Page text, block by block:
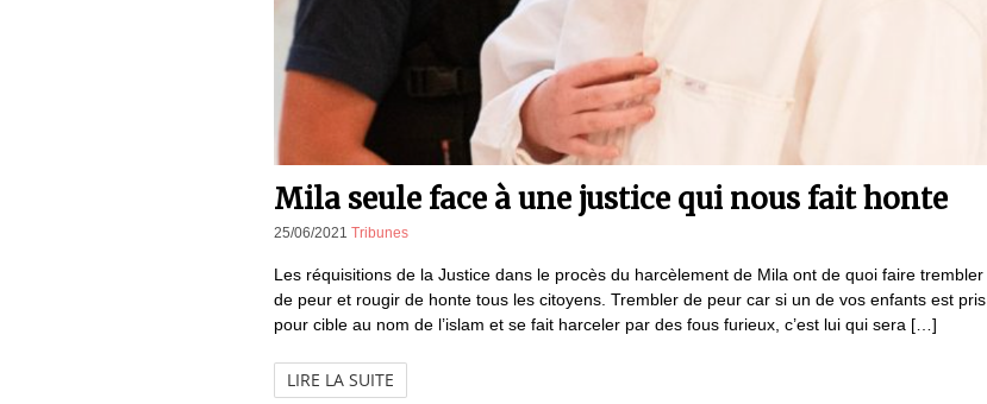
Mila seule face à une justice qui nous fait honte
25/06/2021 Tribunes
Les réquisitions de la Justice dans le procès du harcèlement de Mila ont de quoi faire trembler
de peur et rougir de honte tous les citoyens. Trembler de peur car si un de vos enfants est pris
pour cible au nom de l’islam et se fait harceler par des fous furieux, c’est lui qui sera […]
LIRE LA SUITE